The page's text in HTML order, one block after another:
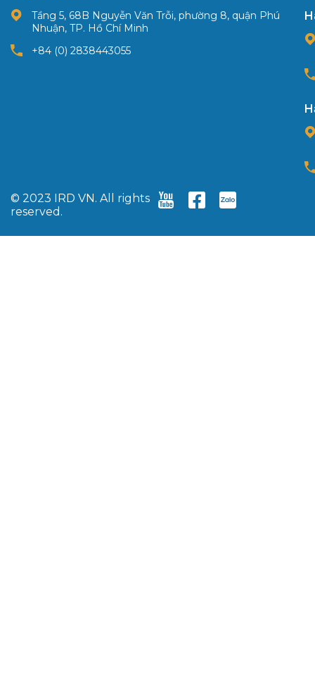
Tầng 5, 68B Nguyễn Văn Trỗi, phường 8, quận Phú
Nhuận, TP. Hồ Chí Minh
+84 (0) 2838443055
© 2023 IRD VN. All rights
reserved.